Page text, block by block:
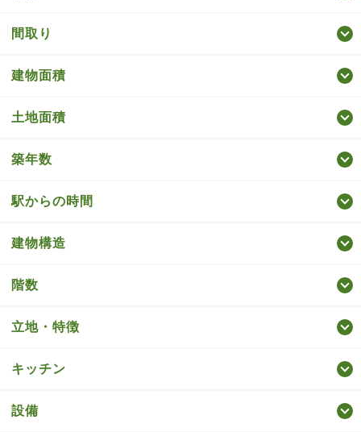
間取り
建物面積
土地面積
築年数
駅からの時間
建物構造
階数
立地・特徴
キッチン
設備